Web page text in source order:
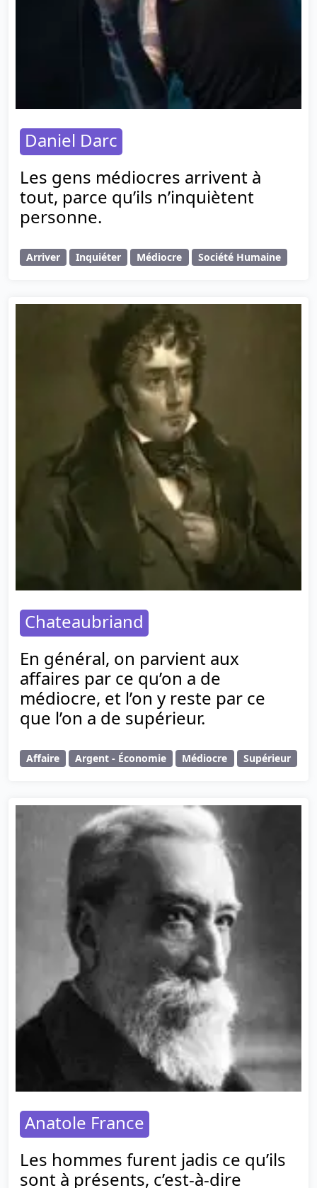
Daniel Darc
Les gens médiocres arrivent à
tout, parce qu’ils n’inquiètent
personne.
Arriver Inquiéter Médiocre Société Humaine
Chateaubriand
En général, on parvient aux
affaires par ce qu’on a de
médiocre, et l’on y reste par ce
que l’on a de supérieur.
Affaire Argent - Économie Médiocre Supérieur
Anatole France
Les hommes furent jadis ce qu’ils
sont à présents, c’est-à-dire